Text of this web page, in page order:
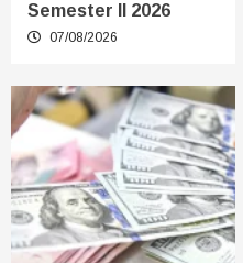
Semester II 2026
07/08/2026